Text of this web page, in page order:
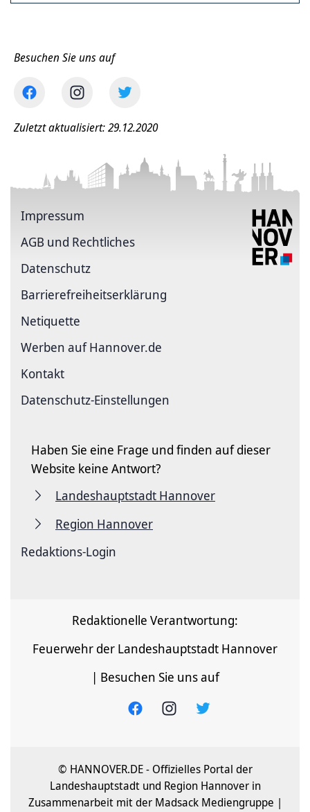
Besuchen Sie uns auf
Zuletzt aktualisiert: 29.12.2020
Impressum
AGB und Rechtliches
Datenschutz
Barriere­freiheits­erklärung
Netiquette
Werben auf Hannover.de
Kontakt
Datenschutz-Einstellungen
Haben Sie eine Frage und finden auf dieser
Website keine Antwort?
Landeshauptstadt Hannover
Region Hannover
Redaktions-Login
Redaktionelle Verantwortung:
Feuerwehr der Landeshauptstadt Hannover
| Besuchen Sie uns auf
© HANNOVER.DE - Offizielles Portal der
Landeshauptstadt und Region Hannover in
Zusammenarbeit mit der Madsack Mediengruppe |